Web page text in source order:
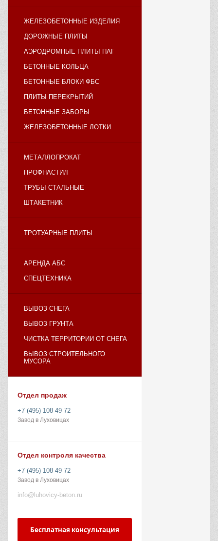
ЖЕЛЕЗОБЕТОННЫЕ ИЗДЕЛИЯ
ДОРОЖНЫЕ ПЛИТЫ
АЭРОДРОМНЫЕ ПЛИТЫ ПАГ
БЕТОННЫЕ КОЛЬЦА
БЕТОННЫЕ БЛОКИ ФБС
ПЛИТЫ ПЕРЕКРЫТИЙ
БЕТОННЫЕ ЗАБОРЫ
ЖЕЛЕЗОБЕТОННЫЕ ЛОТКИ
МЕТАЛЛОПРОКАТ
ПРОФНАСТИЛ
ТРУБЫ СТАЛЬНЫЕ
ШТАКЕТНИК
ТРОТУАРНЫЕ ПЛИТЫ
АРЕНДА АБС
СПЕЦТЕХНИКА
ВЫВОЗ СНЕГА
ВЫВОЗ ГРУНТА
ЧИСТКА ТЕРРИТОРИИ ОТ СНЕГА
ВЫВОЗ СТРОИТЕЛЬНОГО
МУСОРА
Отдел продаж
+7 (495) 108-49-72
Завод в Луховицах
Отдел контроля качества
+7 (495) 108-49-72
Завод в Луховицах
info@luhovicy-beton.ru
Бесплатная консультация